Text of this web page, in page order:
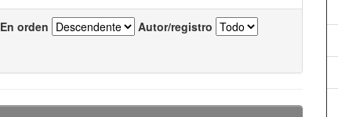
En orden Autor/registro